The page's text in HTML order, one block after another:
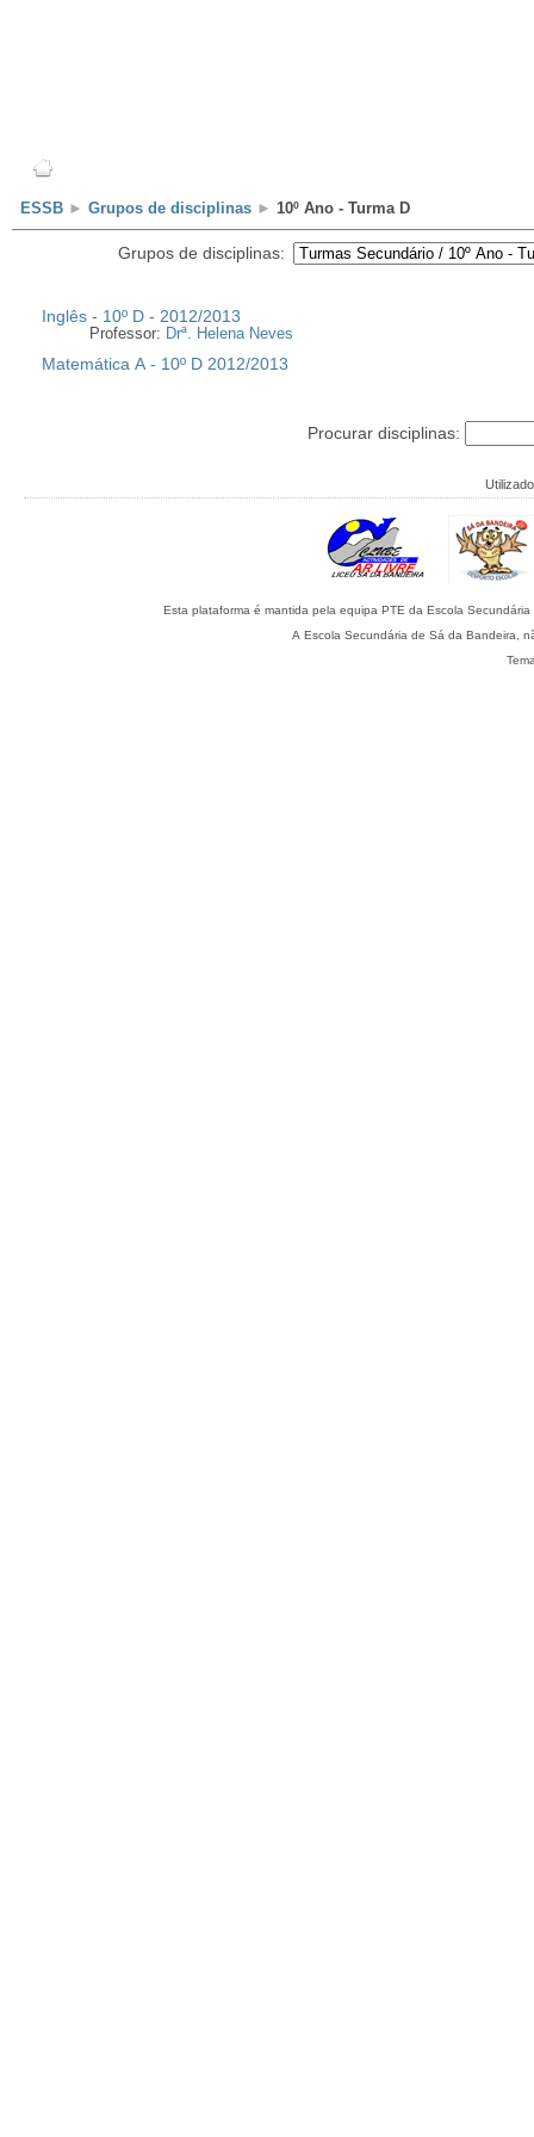
ESSB ► Grupos de disciplinas ► 10º Ano - Turma D
Grupos de disciplinas:
Inglês - 10º D - 2012/2013
Professor: Drª. Helena Neves
Matemática A - 10º D 2012/2013
Procurar disciplinas:
A Escola Secundária de Sá da Bandeira,